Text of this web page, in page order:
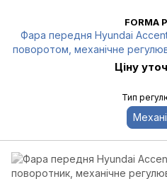
FORMA
Фара передня Hyundai
поворотом, механічне
Ціну
Тип